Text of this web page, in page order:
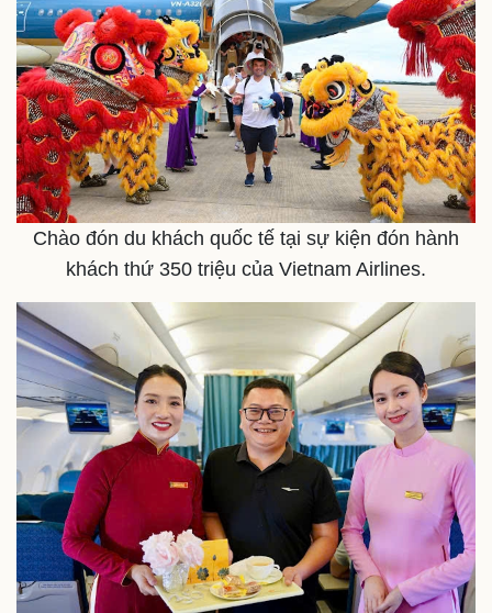
Chào đón du khách quốc tế tại sự kiện đón hành
khách thứ 350 triệu của Vietnam Airlines.